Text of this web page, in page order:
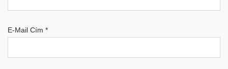
E-Mail Cím *